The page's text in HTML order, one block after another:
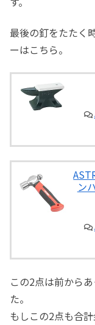
最後の釘をたたく
ーはこちら。
ン
この2点は前から
た。
もしこの2点も合